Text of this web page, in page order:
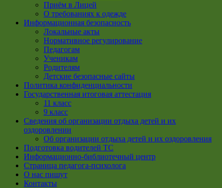
Приём в Лицей
О требованиях к одежде
Информационная безопасность
Локальные акты
Нормативное регулирование
Педагогам
Ученикам
Родителям
Детские безопасные сайты
Политика конфиденциальности
Государственная итоговая аттестация
11 класс
9 класс
Сведения об организации отдыха детей и их
оздоровлении
Об организации отдыха детей и их оздоровления
Подготовка водителей ТС
Информационно-библиотечный центр
Страница педагога-психолога
О нас пишут
Контакты